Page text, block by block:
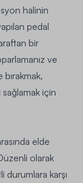
halinin
pedal
bir
ve
için
elde
olarak
karşı